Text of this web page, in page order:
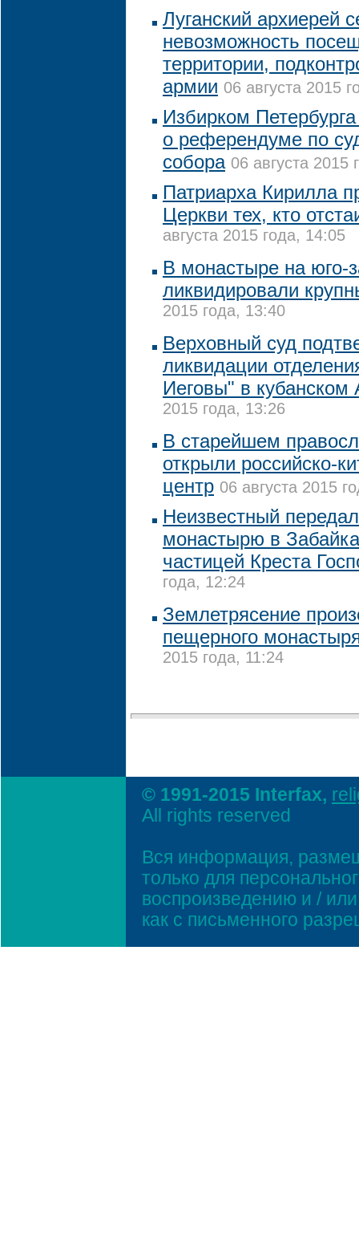
Луганский архиерей
невозможность
территории,
армии 06 августа 2015
Избирком
о референдуме по
собора 06 августа 2015
Патриарха Кирилла
Церкви тех, кто
августа 2015 года, 14:05
В монастыре на юго-
ликвидировали
2015 года, 13:40
Верховный суд
ликвидации
Иеговы" в кубанском
2015 года, 13:26
В старейшем
открыли российско-
центр 06 августа 2015
Неизвестный
монастырю в
частицей Креста
года, 12:24
Землетрясение
пещерного
2015 года, 11:24
© 1991-2015 Interfax,
All rights reserved
Вся информация,
только для
воспроизведению и /
как с письменного